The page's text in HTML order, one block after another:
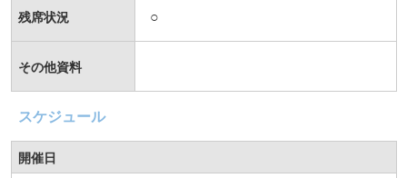
残席状況 ○
その他資料
スケジュール
開催日